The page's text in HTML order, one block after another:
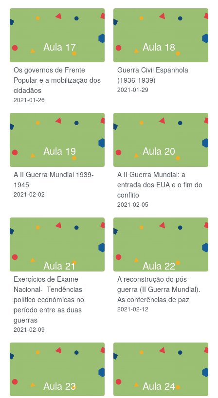
Aula 17
Os governos de Frente
Popular e a mobilização dos
cidadãos
2021-01-26
Aula 18
Guerra Civil Espanhola
(1936-1939)
2021-01-29
Aula 19
A II Guerra Mundial 1939-
1945​
2021-02-02
Aula 20
A II Guerra Mundial: a
entrada dos EUA e o fim do
conflito
2021-02-05
Aula 21
Exercícios de Exame
Nacional- ​ Tendências
político económicas no
período entre as duas
guerras
2021-02-09
Aula 22
A reconstrução do pós-
guerra (II Guerra Mundial).
As conferências de paz
2021-02-12
Aula 23 Aula 24